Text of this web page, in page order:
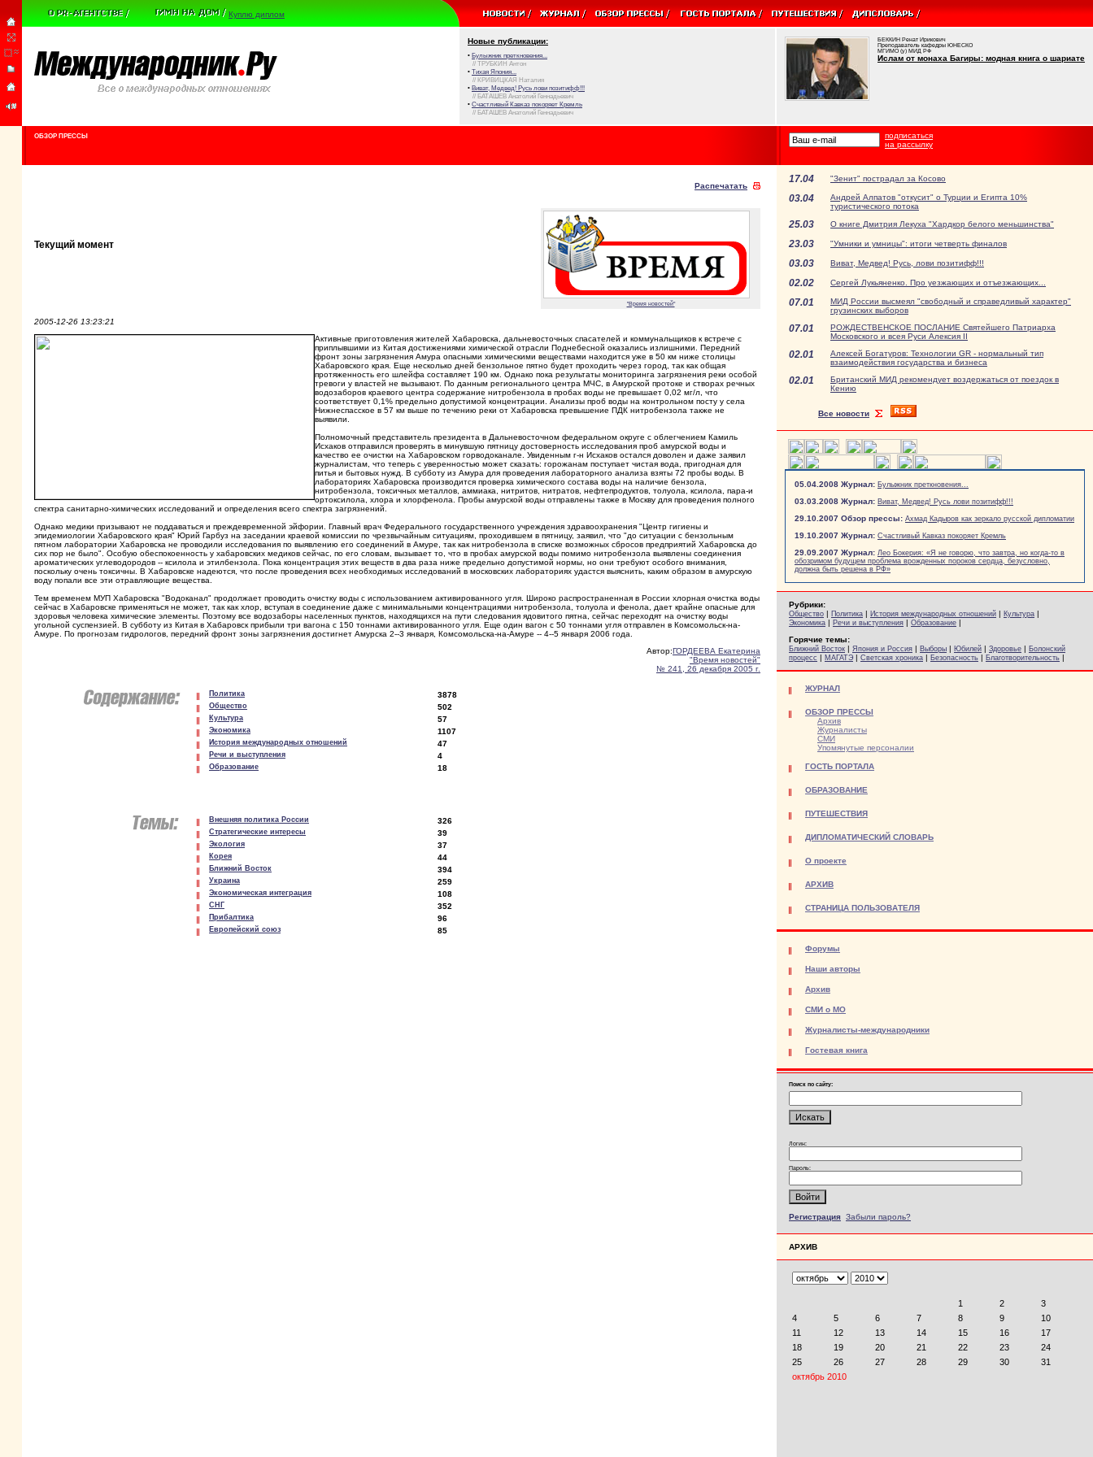
Куплю диплом
Новые публикации:
• Булыжник преткновения...
// ТРУБКИН Антон
• Тихая Япония...
// КРИВИЦКАЯ Наталия
• Виват, Медвед! Русь лови позитифф!!!
// БАТАШЕВ Анатолий Геннадьевич
• Счастливый Кавказ покоряет Кремль
// БАТАШЕВ Анатолий Геннадьевич
БЕККИН Ренат Ирикович
Преподаватель кафедры ЮНЕСКО
МГИМО (у) МИД РФ
Ислам от монаха Багиры: модная книга о шариате
ОБЗОР ПРЕССЫ
подписаться
на рассылку
Распечатать
Текущий момент
"Время новостей"
2005-12-26 13:23:21
Активные приготовления жителей Хабаровска, дальневосточных спасателей и коммунальщиков к встрече с
приплывшими из Китая достижениями химической отрасли Поднебесной оказались излишними. Передний
фронт зоны загрязнения Амура опасными химическими веществами находится уже в 50 км ниже столицы
Хабаровского края. Еще несколько дней бензольное пятно будет проходить через город, так как общая
протяженность его шлейфа составляет 190 км. Однако пока результаты мониторинга загрязнения реки особой
тревоги у властей не вызывают. По данным регионального центра МЧС, в Амурской протоке и створах речных
водозаборов краевого центра содержание нитробензола в пробах воды не превышает 0,02 мг/л, что
соответствует 0,1% предельно допустимой концентрации. Анализы проб воды на контрольном посту у села
Нижнеспасское в 57 км выше по течению реки от Хабаровска превышение ПДК нитробензола также не
выявили.
Полномочный представитель президента в Дальневосточном федеральном округе с облегчением Камиль
Исхаков отправился проверять в минувшую пятницу достоверность исследования проб амурской воды и
качество ее очистки на Хабаровском горводоканале. Увиденным г-н Исхаков остался доволен и даже заявил
журналистам, что теперь с уверенностью может сказать: горожанам поступает чистая вода, пригодная для
питья и бытовых нужд. В субботу из Амура для проведения лабораторного анализа взяты 72 пробы воды. В
лабораториях Хабаровска производится проверка химического состава воды на наличие бензола,
нитробензола, токсичных металлов, аммиака, нитритов, нитратов, нефтепродуктов, толуола, ксилола, пара-и
ортоксилола, хлора и хлорфенола. Пробы амурской воды отправлены также в Москву для проведения полного
спектра санитарно-химических исследований и определения всего спектра загрязнений.
Однако медики призывают не поддаваться и преждевременной эйфории. Главный врач Федерального государственного учреждения здравоохранения "Центр гигиены и
эпидемиологии Хабаровского края" Юрий Гарбуз на заседании краевой комиссии по чрезвычайным ситуациям, проходившем в пятницу, заявил, что "до ситуации с бензольным
пятном лаборатории Хабаровска не проводили исследования по выявлению его соединений в Амуре, так как нитробензола в списке возможных сбросов предприятий Хабаровска до
сих пор не было". Особую обеспокоенность у хабаровских медиков сейчас, по его словам, вызывает то, что в пробах амурской воды помимо нитробензола выявлены соединения
ароматических углеводородов -- ксилола и этилбензола. Пока концентрация этих веществ в два раза ниже предельно допустимой нормы, но они требуют особого внимания,
поскольку очень токсичны. В Хабаровске надеются, что после проведения всех необходимых исследований в московских лабораториях удастся выяснить, каким образом в амурскую
воду попали все эти отравляющие вещества.
Тем временем МУП Хабаровска "Водоканал" продолжает проводить очистку воды с использованием активированного угля. Широко распространенная в России хлорная очистка воды
сейчас в Хабаровске применяться не может, так как хлор, вступая в соединение даже с минимальными концентрациями нитробензола, толуола и фенола, дает крайне опасные для
здоровья человека химические элементы. Поэтому все водозаборы населенных пунктов, находящихся на пути следования ядовитого пятна, сейчас переходят на очистку воды
угольной суспензией. В субботу из Китая в Хабаровск прибыли три вагона с 150 тоннами активированного угля. Еще один вагон с 50 тоннами угля отправлен в Комсомольск-на-
Амуре. По прогнозам гидрологов, передний фронт зоны загрязнения достигнет Амурска 2--3 января, Комсомольска-на-Амуре -- 4--5 января 2006 года.
Автор:ГОРДЕЕВА Екатерина
"Время новостей"
№ 241, 26 декабря 2005 г.
Политика 3878
Общество 502
Культура 57
Экономика 1107
История международных отношений 47
Речи и выступления 4
Образование 18
Внешняя политика России 326
Стратегические интересы 39
Экология 37
Корея 44
Ближний Восток 394
Украина 259
Экономическая интеграция 108
СНГ 352
Прибалтика 96
Европейский союз 85
17.04 "Зенит" пострадал за Косово
03.04
Андрей Алпатов "откусит" о Турции и Египта 10%
туристического потока
25.03 О книге Дмитрия Лекуха "Хардкор белого меньшинства"
23.03 "Умники и умницы": итоги четверть финалов
03.03 Виват, Медвед! Русь, лови позитифф!!!
02.02 Сергей Лукьяненко. Про уезжающих и отъезжающих...
07.01
МИД России высмеял "свободный и справедливый характер"
грузинских выборов
07.01
РОЖДЕСТВЕНСКОЕ ПОСЛАНИЕ Святейшего Патриарха
Московского и всея Руси Алексия II
02.01
Алексей Богатуров: Технологии GR - нормальный тип
взаимодействия государства и бизнеса
02.01
Британский МИД рекомендует воздержаться от поездок в
Кению
Все новости
05.04.2008 Журнал: Булыжник преткновения...
03.03.2008 Журнал: Виват, Медвед! Русь лови позитифф!!!
29.10.2007 Обзор прессы: Ахмад Кадыров как зеркало русской дипломатии
19.10.2007 Журнал: Счастливый Кавказ покоряет Кремль
29.09.2007 Журнал: Лео Бокерия: «Я не говорю, что завтра, но когда-то в
обозримом будущем проблема врожденных пороков сердца, безусловно,
должна быть решена в РФ»
Рубрики:
Общество | Политика | История международных отношений | Культура |
Экономика | Речи и выступления | Образование |
Горячие темы:
Ближний Восток | Япония и Россия | Выборы | Юбилей | Здоровье | Болонский
процесс | МАГАТЭ | Светская хроника | Безопасность | Благотворительность |
ЖУРНАЛ
ОБЗОР ПРЕССЫ
Архив
Журналисты
СМИ
Упомянутые персоналии
ГОСТЬ ПОРТАЛА
ОБРАЗОВАНИЕ
ПУТЕШЕСТВИЯ
ДИПЛОМАТИЧЕСКИЙ СЛОВАРЬ
О проекте
АРХИВ
СТРАНИЦА ПОЛЬЗОВАТЕЛЯ
Форумы
Наши авторы
Архив
СМИ о МО
Журналисты-международники
Гостевая книга
Поиск по сайту:
Логин:
Пароль:
Регистрация Забыли пароль?
АРХИВ